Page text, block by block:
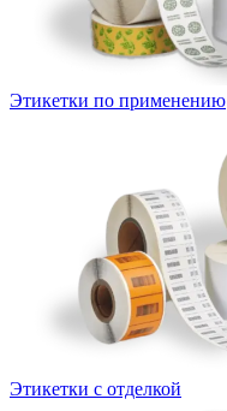
Этикетки по применению
Этикетки с отделкой